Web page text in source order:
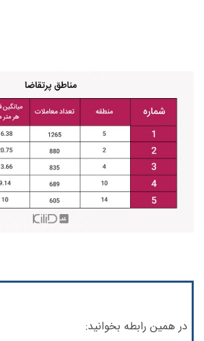
در همین رابطه بخوانید: